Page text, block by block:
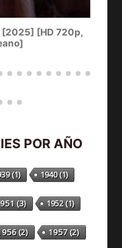
[2025] [HD 720p,
POR AÑO
(1) 1940(1)
(3) 1952(1)
(2) 1957(2)